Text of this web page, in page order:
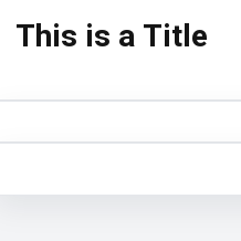
This is a Title